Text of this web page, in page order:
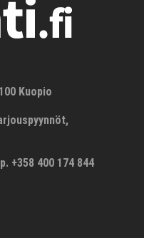
Kuopio
+358 400 174 844